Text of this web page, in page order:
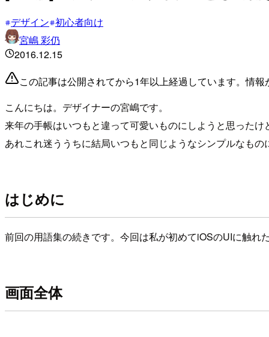
デザイン 初心者向け
宮嶋 彩仍
2016.12.15
この記事は公開されてから1年以上経過しています。情
こんにちは。デザイナーの宮嶋です。
来年の手帳はいつもと違って可愛いものにしようと思ったけ
あれこれ迷ううちに結局いつもと同じようなシンプルなもの
はじめに
前回の用語集の続きです。今回は私が初めてiOSのUIに触れ
画面全体